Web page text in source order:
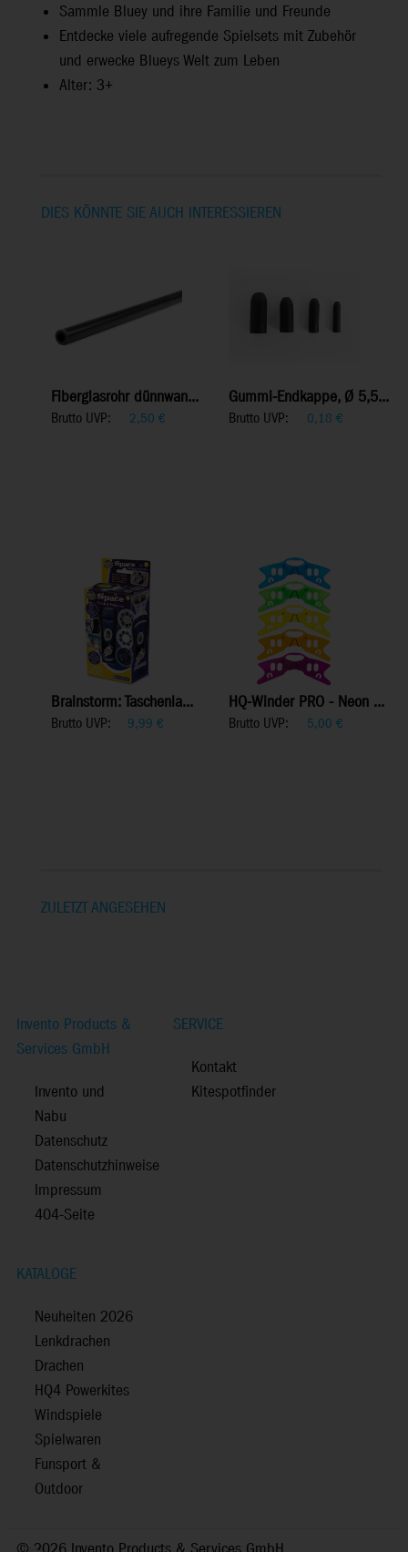
Sammle Bluey und ihre Familie und Freunde
Entdecke viele aufregende Spielsets mit Zubehör
und erwecke Blueys Welt zum Leben
Alter: 3+
DIES KÖNNTE SIE AUCH INTERESSIEREN
Fiberglasrohr dünnwan...
Brutto UVP: 2,50 €
Gummi-Endkappe, Ø 5,5...
Brutto UVP: 0,18 €
Brainstorm: Taschenla...
Brutto UVP: 9,99 €
HQ-Winder PRO - Neon ...
Brutto UVP: 5,00 €
ZULETZT ANGESEHEN
Invento Products &
Services GmbH
Invento und
Nabu
Datenschutz
Datenschutzhinweise
Impressum
404-Seite
SERVICE
Kontakt
Kitespotfinder
KATALOGE
Neuheiten 2026
Lenkdrachen
Drachen
HQ4 Powerkites
Windspiele
Spielwaren
Funsport &
Outdoor